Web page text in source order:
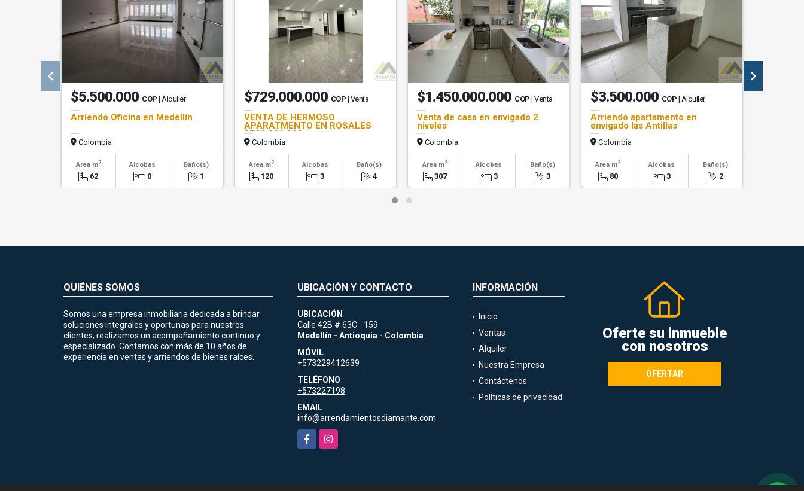
$5.500.000 COP | Alquiler
Arriendo Oficina en Medellín
Colombia
Área m2
62
Alcobas
0
Baño(s)
1
$729.000.000 COP | Venta
VENTA DE HERMOSO
APARATMENTO EN ROSALES
$729.000.000
Colombia
Área m2
120
Alcobas
3
Baño(s)
4
$1.450.000.000 COP | Venta
Venta de casa en envigado 2
niveles
Colombia
Área m2
307
Alcobas
3
Baño(s)
3
$3.500.000 COP | Alquiler
Arriendo apartamento en
envigado las Antillas
Colombia
Área m2
80
Alcobas
3
Baño(s)
2
QUIÉNES SOMOS
Somos una empresa inmobiliaria dedicada a brindar
soluciones integrales y oportunas para nuestros
clientes; realizamos un acompañamiento continuo y
especializado. Contamos con más de 10 años de
experiencia en ventas y arriendos de bienes raíces.
UBICACIÓN Y CONTACTO
UBICACIÓN
Calle 42B # 63C - 159
Medellín - Antioquia - Colombia
MÓVIL
+573229412639
TELÉFONO
+573227198
EMAIL
info@arrendamientosdiamante.com
FacebookInstagram
INFORMACIÓN
Inicio
Ventas
Alquiler
Nuestra Empresa
Contáctenos
Políticas de privacidad
Oferte su inmueble
con nosotros
OFERTAR